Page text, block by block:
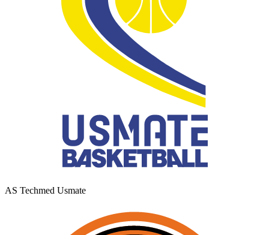
AS Techmed Usmate